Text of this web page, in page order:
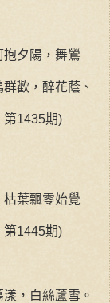
夕陽，舞鶯
歡，醉花蔭、
第1435期)
枯葉飄零始覺
第1445期)
，白絲蘆雪。